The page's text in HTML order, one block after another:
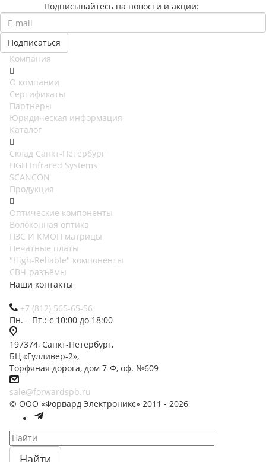
Подписывайтесь на новости и акции:
Компания
О компании
Сертификаты
Партнеры
Юридическая информация
Каталог
Cклад Санкт-Петербург
HGH Infrared Systems
SCANCON
Продукция
Оптические компоненты
Волоконная оптика
ПЗС И КМОП матрицы
Печатные платы
"High-Reliable" компоненты
СВЧ-разъёмы
Наши контакты
+7 (812) 565-65-56
Пн. – Пт.: с 10:00 до 18:00
197374, Санкт-Петербург,
БЦ «Гулливер-2»,
Торфяная дорога, дом 7-Ф, оф. №609
sale@forwardspb.ru
© ООО «Форвард Электроникс» 2011 - 2026
Найти